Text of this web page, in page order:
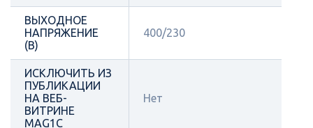
ВЫХОДНОЕ
НАПРЯЖЕНИЕ
(В)
400/230
ИСКЛЮЧИТЬ ИЗ
ПУБЛИКАЦИИ
НА ВЕБ-
ВИТРИНЕ
MAG1C
Нет